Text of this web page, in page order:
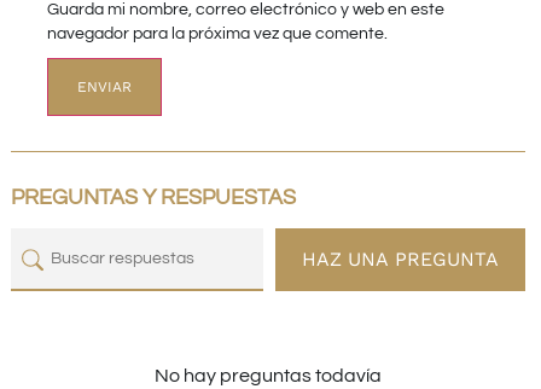
Guarda mi nombre, correo electrónico y web en este
navegador para la próxima vez que comente.
PREGUNTAS Y RESPUESTAS
HAZ UNA PREGUNTA
No hay preguntas todavía